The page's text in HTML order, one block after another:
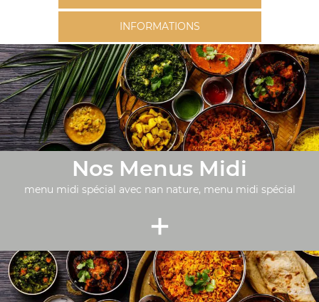
INFORMATIONS
Nos Menus Midi
menu midi spécial avec nan nature, menu midi spécial
+